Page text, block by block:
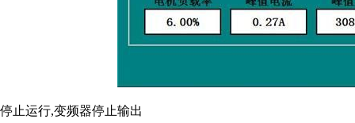
停止运行,变频器停止输出